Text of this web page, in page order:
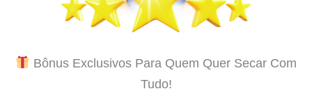
Bônus Exclusivos Para Quem Quer Secar Com
Tudo!